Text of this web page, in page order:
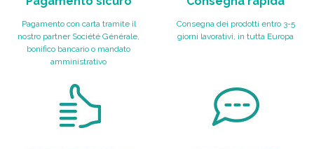
Pagamento con carta tramite il
nostro partner Société Générale,
bonifico bancario o mandato
amministrativo
Consegna dei prodotti entro 3-5
giorni lavorativi, in tutta Europa